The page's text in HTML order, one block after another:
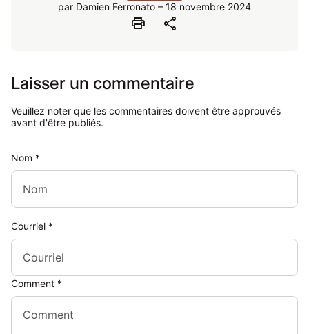
par Damien Ferronato – 18 novembre 2024
print share
Laisser un commentaire
Veuillez noter que les commentaires doivent être approuvés
avant d'être publiés.
Nom *
Courriel *
Comment *